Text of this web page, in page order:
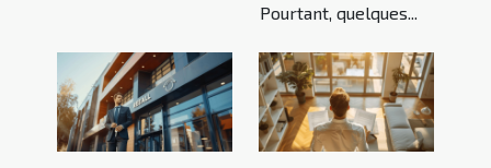
Pourtant, quelques...